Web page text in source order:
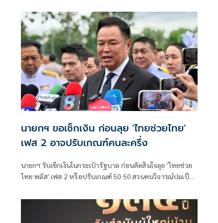
แพทย์ 100% เท่านั้น ห้ามใช้ผิดวัตถุประสงค์
นายกฯ ขอเช็กเงิน ก่อนลุย 'ไทยช่วยไทย'
เฟส 2 อาจปรับเกณฑ์คนละครึ่ง
นายกฯ รับเช็กเงินในกระเป๋ารัฐบาล ก่อนตัดสินใจลุย 'ไทยช่วย
ไทย พลัส' เฟส 2 หรือปรับเกณฑ์ 50:50 สวนคนวิจารณ์ปมเป็น
แข็งแรง